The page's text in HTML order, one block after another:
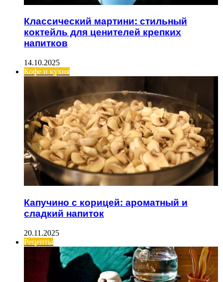
Классический мартини: стильный
коктейль для ценителей крепких
напитков
14.10.2025
Кофе и кухня
Капучино с корицей: ароматный и
сладкий напиток
20.11.2025
Рецепты